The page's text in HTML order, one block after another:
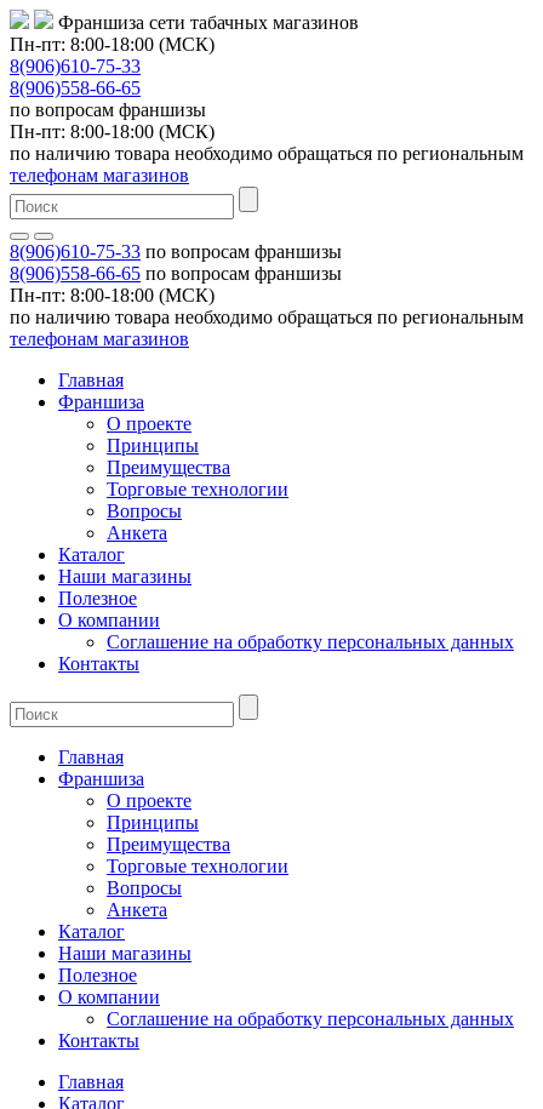
Франшиза сети табачных магазинов
Пн-пт: 8:00-18:00 (МСК)
8(906)610-75-33
8(906)558-66-65
по вопросам франшизы
Пн-пт: 8:00-18:00 (МСК)
по наличию товара необходимо обращаться по региональным
телефонам магазинов
8(906)610-75-33 по вопросам франшизы
8(906)558-66-65 по вопросам франшизы
Пн-пт: 8:00-18:00 (МСК)
по наличию товара необходимо обращаться по региональным
телефонам магазинов
Главная
Франшиза
О проекте
Принципы
Преимущества
Торговые технологии
Вопросы
Анкета
Каталог
Наши магазины
Полезное
О компании
Соглашение на обработку персональных данных
Контакты
Главная
Франшиза
О проекте
Принципы
Преимущества
Торговые технологии
Вопросы
Анкета
Каталог
Наши магазины
Полезное
О компании
Соглашение на обработку персональных данных
Контакты
Главная
Каталог